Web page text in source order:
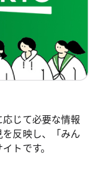
じて必要な情報
反映し、「みん
トです。